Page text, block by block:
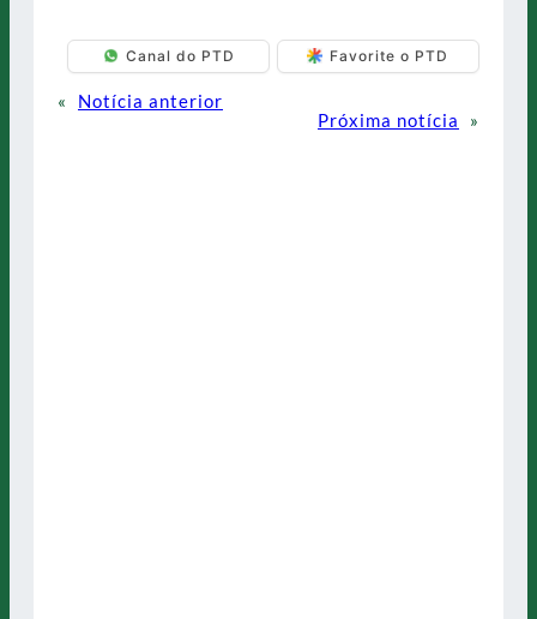
Canal do PTD Favorite o PTD
«
Notícia anterior
Próxima notícia
»